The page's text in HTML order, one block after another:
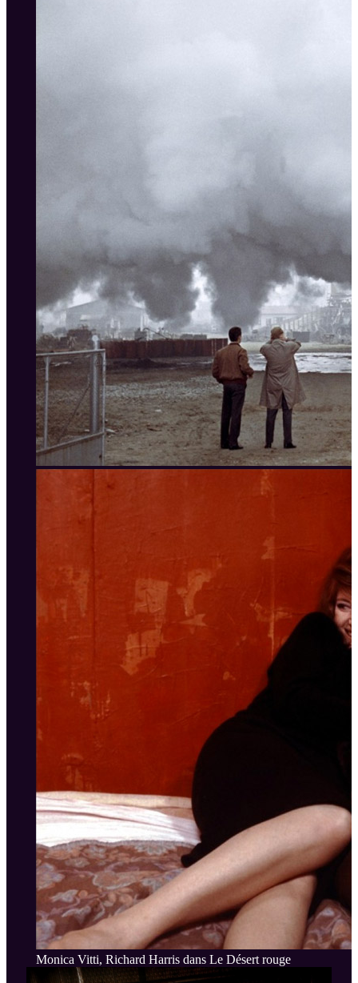
Monica Vitti, Richard Harris dans Le Désert rouge